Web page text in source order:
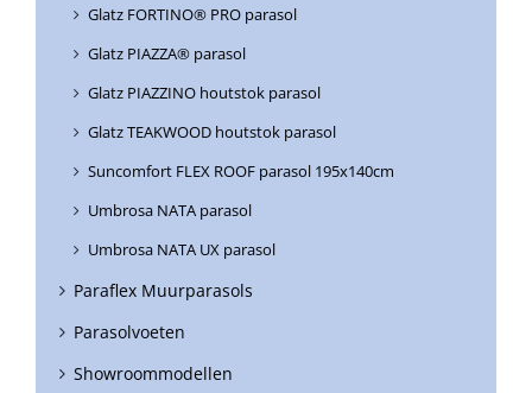
Glatz FORTINO® PRO parasol
Glatz PIAZZA® parasol
Glatz PIAZZINO houtstok parasol
Glatz TEAKWOOD houtstok parasol
Suncomfort FLEX ROOF parasol 195x140cm
Umbrosa NATA parasol
Umbrosa NATA UX parasol
Paraflex Muurparasols
Parasolvoeten
Showroommodellen